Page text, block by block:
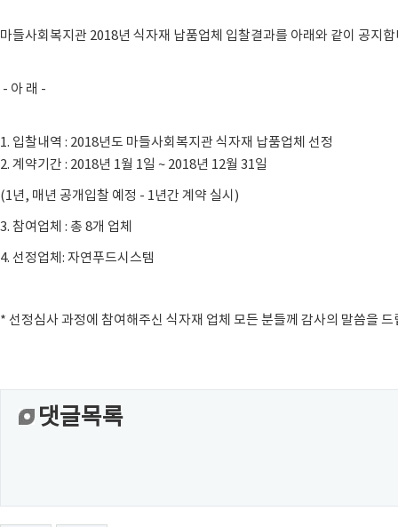
마들사회복지관 2018년 식자재 납품업체 입찰결과를 아래와 같이 공지합
- 아 래 -
1. 입찰내역 : 2018년도 마들사회복지관 식자재 납품업체 선정
2. 계약기간 : 2018년 1월 1일 ~ 2018년 12월 31일
(1년, 매년 공개입찰 예정 - 1년간 계약 실시)
3. 참여업체 : 총 8개 업체
4. 선정업체: 자연푸드시스템
* 선정심사 과정에 참여해주신 식자재 업체 모든 분들께 감사의 말씀을 드
댓글목록